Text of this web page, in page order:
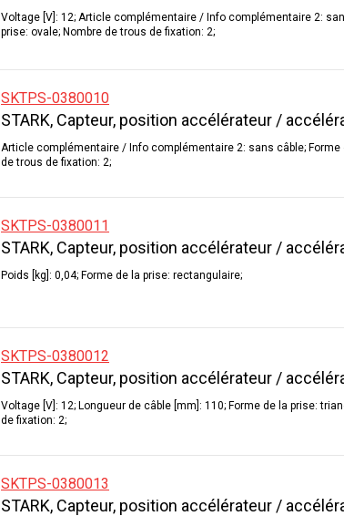
Voltage [V]: 12; Article complémentaire / Info complémentaire 2:
prise: ovale; Nombre de trous de fixation: 2;
SKTPS-0380010
STARK, Capteur, position accélérateur /
Article complémentaire / Info complémentaire 2: sans câble; Forme
de trous de fixation: 2;
SKTPS-0380011
STARK, Capteur, position accélérateur /
Poids [kg]: 0,04; Forme de la prise: rectangulaire;
SKTPS-0380012
STARK, Capteur, position accélérateur /
Voltage [V]: 12; Longueur de câble [mm]: 110; Forme de la prise:
de fixation: 2;
SKTPS-0380013
STARK, Capteur, position accélérateur /